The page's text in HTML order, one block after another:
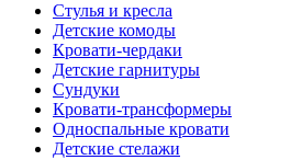
Стулья и кресла
Детские комоды
Кровати-чердаки
Детские гарнитуры
Сундуки
Кровати-трансформеры
Односпальные кровати
Детские стелажи